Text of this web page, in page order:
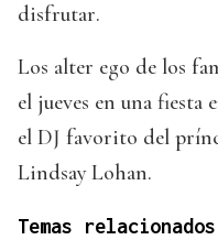
disfrutar.
Los alter ego de los
el jueves en una fiesta
el DJ favorito del
Lindsay Lohan.
Temas relacionados